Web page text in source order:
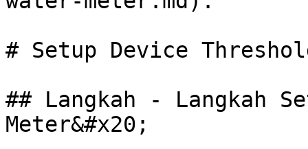
# Setup Device
## Langkah - Langkah
Meter&#x20;